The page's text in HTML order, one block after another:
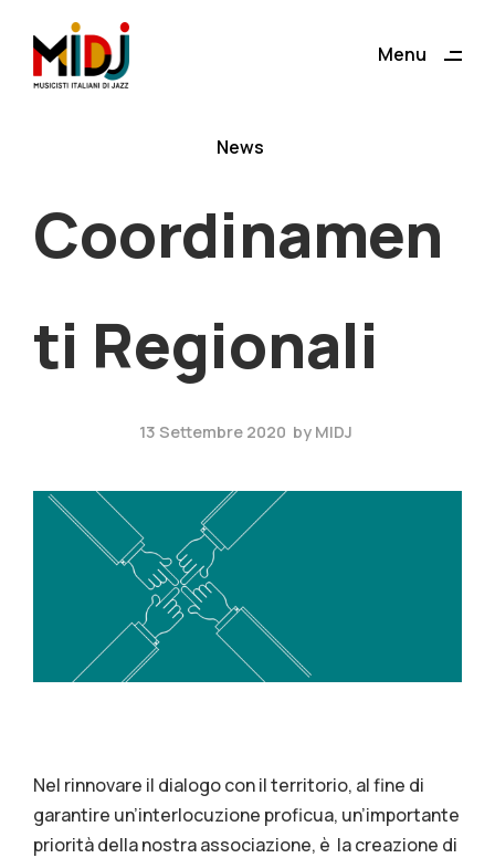
Menu
News
Coordinamen
ti Regionali
13 Settembre 2020 by MIDJ
Nel rinnovare il dialogo con il territorio, al fine di
garantire un’interlocuzione proficua, un’importante
priorità della nostra associazione, è la creazione di